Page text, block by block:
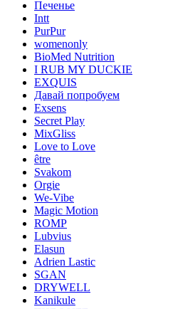
Печенье
Intt
PurPur
womenonly
BioMed Nutrition
I RUB MY DUCKIE
EXQUIS
Давай попробуем
Exsens
Secret Play
MixGliss
Love to Love
être
Svakom
Orgie
We-Vibe
Magic Motion
ROMP
Lubvius
Elasun
Adrien Lastic
SGAN
DRYWELL
Kanikule